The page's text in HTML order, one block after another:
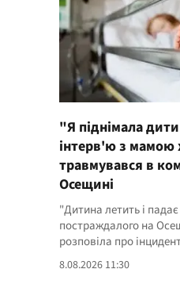
"Я піднімала
інтерв'ю з
травмувався в
Осещині
"Дитина летить і
постраждалого на
розповіла про
8.08.2026 11:30